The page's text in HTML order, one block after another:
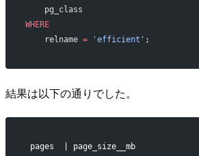
    pg_class
WHERE
    relname
= 'efficient' ;
結果は以下の通りでした。
pages  | page_size__mb